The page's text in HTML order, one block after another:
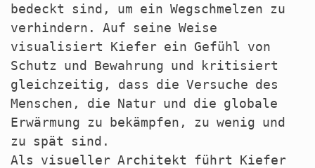
bedeckt sind, um ein Wegschmelzen zu
verhindern. Auf seine Weise
visualisiert Kiefer ein Gefühl von
Schutz und Bewahrung und kritisiert
gleichzeitig, dass die Versuche des
Menschen, die Natur und die globale
Erwärmung zu bekämpfen, zu wenig und
zu spät sind.
Als visueller Architekt führt Kiefer